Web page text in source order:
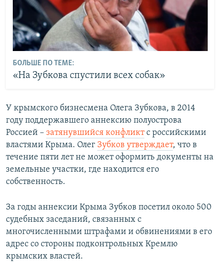
БОЛЬШЕ ПО ТЕМЕ:
«На Зубкова спустили всех собак»
У крымского бизнесмена Олега Зубкова, в 2014
году поддержавшего аннексию полуострова
Россией – затянувшийся конфликтс российскими
властями Крыма. Олег Зубков утверждает, что в
течение пяти лет не может оформить документы на
земельные участки, где находится его
собственность.
За годы аннексии Крыма Зубков посетил около 500
судебных заседаний, связанных с
многочисленными штрафами и обвинениями в его
адрес со стороны подконтрольных Кремлю
крымских властей.